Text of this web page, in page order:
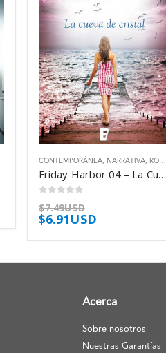
CONTEMPORÁNEA NARRATIVA ROMÁNTICA
Friday Harbor 04 – La Cueva De Cristal – Kleypas Lisa
$7.49USD
$6.91USD
Acerca
Sobre nosotros
Nuestras Garantías